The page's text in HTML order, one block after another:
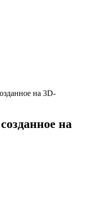
на 3D-
на